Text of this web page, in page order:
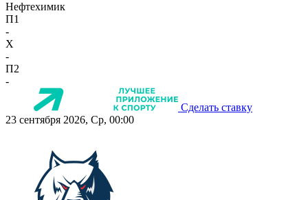
Нефтехимик
П1
-
X
-
П2
-
Сделать ставку
23 сентября 2026, Ср, 00:00